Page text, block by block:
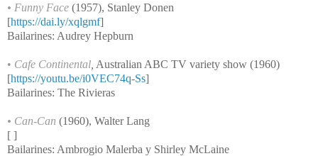
• Funny Face (1957), Stanley Donen
[https://dai.ly/xqlgmf]
Bailarines: Audrey Hepburn
• Cafe Continental Australian ABC TV variety show (1960)
[https://youtu.be/i0VEC74q-Ss]
Bailarines: The Rivieras
• Can-Can (1960), Walter Lang
[ ]
Bailarines: Ambrogio Malerba y Shirley McLaine